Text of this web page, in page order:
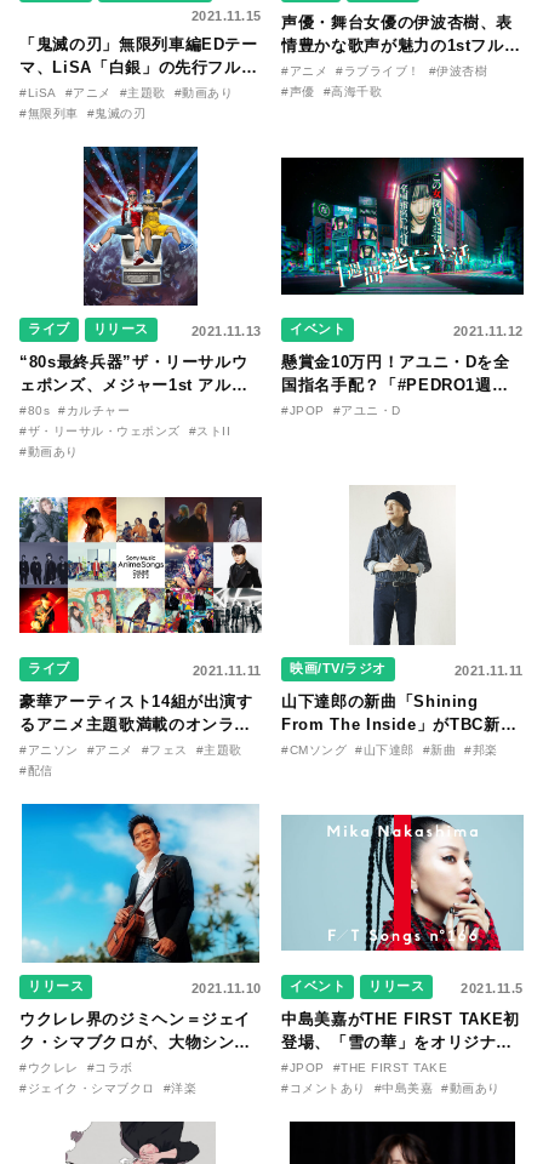
2021.11.15
「鬼滅の刃」無限列車編EDテー
マ、LiSA「白銀」の先行フル配
信開始＆MV公開！
#LiSA #アニメ #主題歌
#動画あり
#無限列車
#鬼滅の刃
声優・舞台女優の伊波杏樹、表
情豊かな歌声が魅力の1stフル・
アルバムを12/8リリース
#アニメ #ラブライブ！
#伊波杏樹
#声優
#高海千歌
ライブ リリース 2021.11.13
“80s最終兵器”ザ・リーサルウ
ェポンズ、メジャー1st アルバ
ム発売とツアー発表。『スト
II』イラストレーターがジャケ
描き下ろし！
#80s
#カルチャー
#ザ・リーサル・ウェポンズ
#ストII
#動画あり
イベント 2021.11.12
懸賞金10万円！アユニ・Dを全
国指名手配？「#PEDRO1週間
逃亡生活」を発表
#JPOP #アユニ・D
ライブ 2021.11.11
豪華アーティスト14組が出演す
るアニメ主題歌満載のオンライ
ン・フェス『Sony Music
AnimeSongs ONLINE 2022』
#アニソン #アニメ #フェス
#主題歌
#配信
映画/TV/ラジオ 2021.11.11
山下達郎の新曲「Shining
From The Inside」がTBC新
CMソングに決定！
#CMソング #山下達郎 #新曲 #邦楽
リリース 2021.11.10
ウクレレ界のジミヘン＝ジェイ
ク・シマブクロが、大物シンガ
ーたちとの初コラボ作をリリー
ス！
#ウクレレ
#コラボ
#ジェイク・シマブクロ
#洋楽
イベント リリース 2021.11.5
中島美嘉がTHE FIRST TAKE初
登場、「雪の華」をオリジナ
ル・アコースティック・アレン
ジで披露
#JPOP
#THE FIRST TAKE
#コメントあり
#中島美嘉 #動画あり